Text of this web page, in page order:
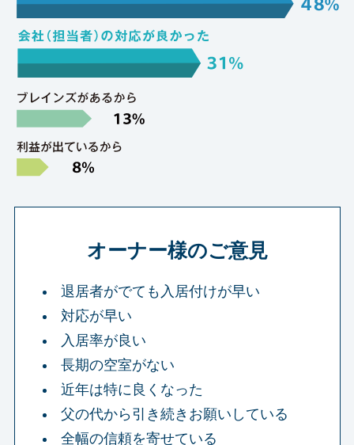
オーナー様のご意見
退居者がでても入居付けが早い
対応が早い
入居率が良い
長期の空室がない
近年は特に良くなった
父の代から引き続きお願いしている
全幅の信頼を寄せている